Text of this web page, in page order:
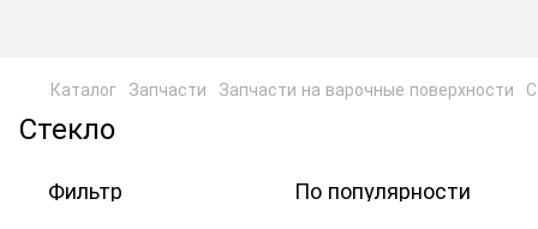
Каталог Запчасти Запчасти на варочные поверхности
Стекло
Фильтр По популярности